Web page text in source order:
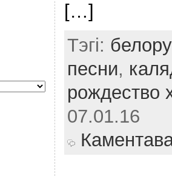
[…]
Тэгі:
песни,
рождество
07.01.16